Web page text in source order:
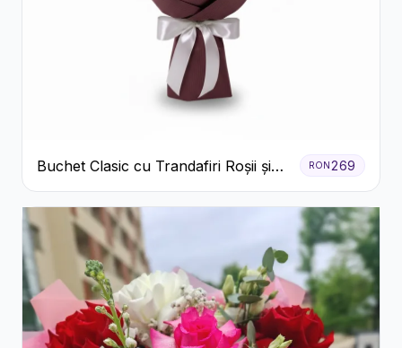
Buchet Clasic cu Trandafiri Roșii și
Crizanteme Albe
RON269